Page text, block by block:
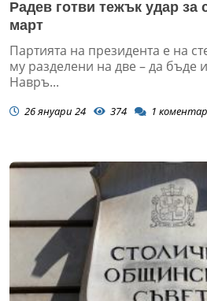
Радев готви тежък удар за
март
Партията на президента е на
му разделени на две – да бъде
Навръ...
26 януари 24 374 1